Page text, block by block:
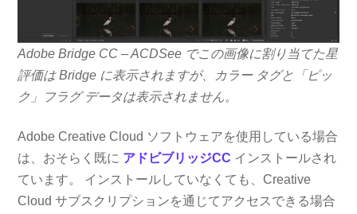
Adobe Bridge CC – ACDSee でこの画像に割り当てた星
評価は Bridge に表示されますが、カラー タグと「ピッ
ク」フラグ データは表示されません。
Adobe Creative Cloud ソフトウェアを使用している場合
は、おそらく既に アドビブリッジCC インストールされ
ています。 インストールしていなくても、Creative
Cloud サブスクリプションを通じてアクセスできる場合